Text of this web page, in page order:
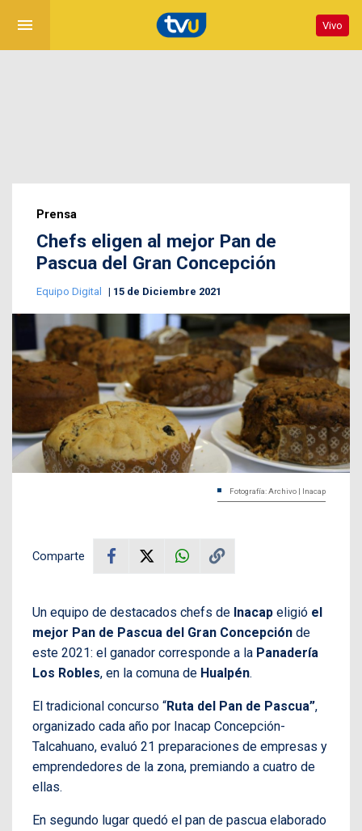
menu Vivo
Prensa
Chefs eligen al mejor Pan de
Pascua del Gran Concepción
Equipo Digital 15 de Diciembre 2021
Fotografía: Archivo | Inacap
Comparte
Un equipo de destacados chefs de Inacap eligió el
mejor Pan de Pascua del Gran Concepción de
este 2021: el ganador corresponde a la Panadería
Los Robles, en la comuna de Hualpén.
El tradicional concurso “Ruta del Pan de Pascua”,
organizado cada año por Inacap Concepción-
Talcahuano, evaluó 21 preparaciones de empresas y
emprendedores de la zona, premiando a cuatro de
ellas.
En segundo lugar quedó el pan de pascua elaborado